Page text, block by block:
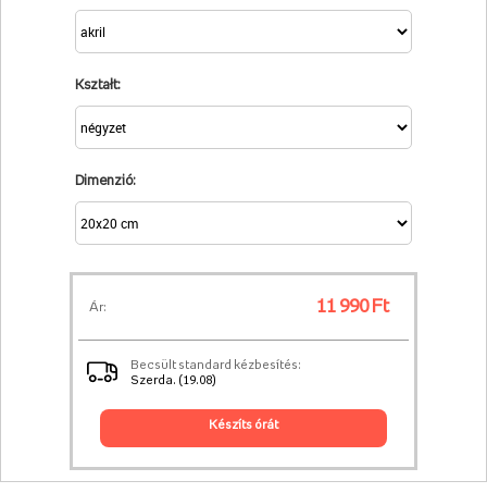
Kształt:
Dimenzió:
Ár: 11 990 Ft
Becsült standard kézbesítés:
Szerda. (19.08)
készíts órát